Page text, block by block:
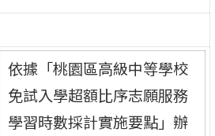
依據「桃園區高級中等學校
免試入學超額比序志願服務
學習時數採計實施要點」辦